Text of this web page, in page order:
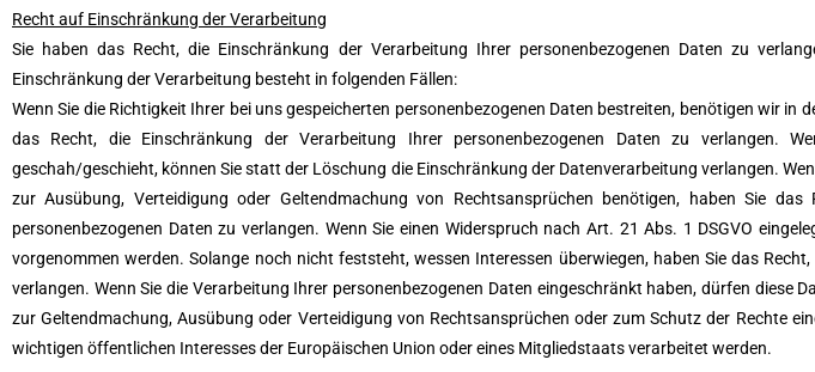
Recht auf Einschränkung der Verarbeitung
Sie haben das Recht, die Einschränkung der Verarbeitung Ihrer personenbezogenen Daten zu
Einschränkung der Verarbeitung besteht in folgenden Fällen:
Wenn Sie die Richtigkeit Ihrer bei uns gespeicherten personenbezogenen Daten bestreiten, benötigen wir in
das Recht, die Einschränkung der Verarbeitung Ihrer personenbezogenen Daten zu verlangen.
geschah/geschieht, können Sie statt der Löschung die Einschränkung der Datenverarbeitung verlangen.
zur Ausübung, Verteidigung oder Geltendmachung von Rechtsansprüchen benötigen, haben Sie
personenbezogenen Daten zu verlangen. Wenn Sie einen Widerspruch nach Art. 21 Abs. 1 DSGVO
vorgenommen werden. Solange noch nicht feststeht, wessen Interessen überwiegen, haben Sie das
verlangen. Wenn Sie die Verarbeitung Ihrer personenbezogenen Daten eingeschränkt haben, dürfen diese
zur Geltendmachung, Ausübung oder Verteidigung von Rechtsansprüchen oder zum Schutz der Rechte
wichtigen öffentlichen Interesses der Europäischen Union oder eines Mitgliedstaats verarbeitet werden.